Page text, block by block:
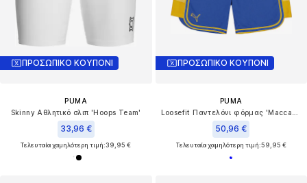
ΠΡΟΣΩΠΙΚΟ ΚΟΥΠΟΝΙ
PUMA
Skinny Αθλητικό σλιπ 'Hoops Team'
33,96 €
Τελευταία χαμηλότερη τιμή:39,95 €
ΠΡΟΣΩΠΙΚΟ ΚΟΥΠΟΝΙ
PUMA
50,96 €
Τελευταία χαμηλότερη τιμή:59,95 €